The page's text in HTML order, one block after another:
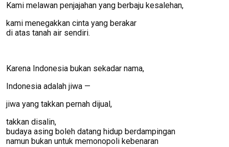
Kami melawan penjajahan yang berbaju kesalehan,
kami menegakkan cinta yang berakar
di atas tanah air sendiri.
Karena Indonesia bukan sekadar nama,
Indonesia adalah jiwa —
jiwa yang takkan pernah dijual,
takkan disalin,
budaya asing boleh datang hidup berdampingan
namun bukan untuk memonopoli kebenaran